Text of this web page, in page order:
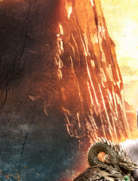
遊戲專區
儲值商城
VIP專區
最新公告
聯繫客服